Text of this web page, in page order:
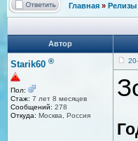
Главная » Релизы
Автор
Starik60 ®
Пол:
Стаж: 7 лет 8 месяцев
Сообщений: 278
Откуда: Москва, Россия